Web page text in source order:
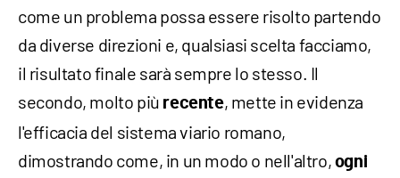
come un problema possa essere risolto partendo
da diverse direzioni e, qualsiasi scelta facciamo,
il risultato finale sarà sempre lo stesso. Il
secondo, molto più recente, mette in evidenza
l'efficacia del sistema viario romano,
dimostrando come, in un modo o nell'altro, ogni